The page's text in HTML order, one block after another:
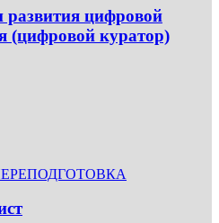
развития цифровой
(цифровой куратор)